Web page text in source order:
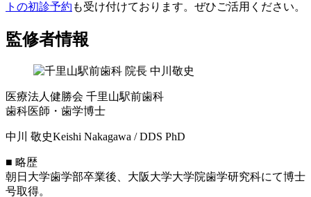
トの初診予約 も受け付けております。ぜひご活用ください。
監修者情報
医療法人健勝会 千里山駅前歯科
歯科医師・歯学博士
中川 敬史Keishi Nakagawa / DDS PhD
■ 略歴
朝日大学歯学部卒業後、大阪大学大学院歯学研究科にて博士
号取得。